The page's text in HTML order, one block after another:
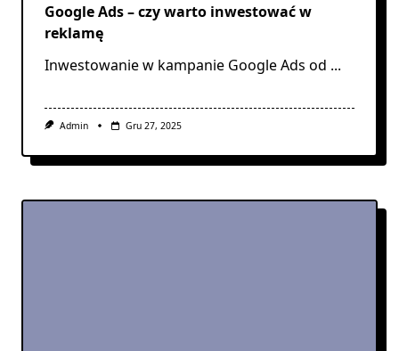
Google Ads – czy warto inwestować w
reklamę
Inwestowanie w kampanie Google Ads od ...
Admin Gru 27, 2025